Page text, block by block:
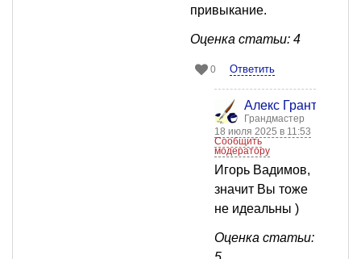
привыкание.
Оценка статьи: 4
0 Ответить
Алекс Грант
Грандмастер
18 июля 2025 в 11:53
Сообщить
модератору
Игорь Вадимов,
значит Вы тоже
не идеальны )
Оценка статьи: